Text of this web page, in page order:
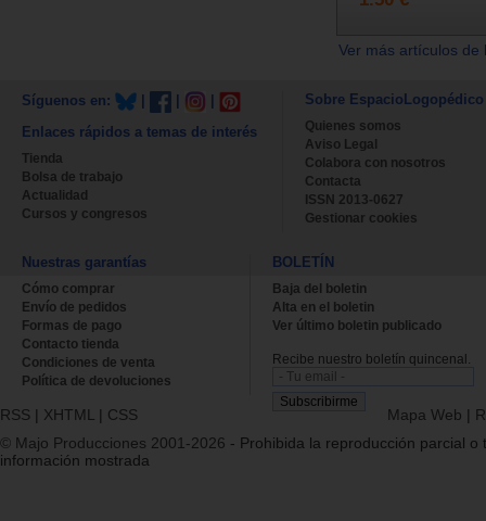
Ver más artículos
Síguenos en:
Enlaces rápidos a temas de interés
Tienda
Bolsa de trabajo
Actualidad
Cursos y congresos
Sobre EspacioLogopédico
Quienes somos
Aviso Legal
Colabora con nosotros
Contacta
ISSN 2013-0627
Gestionar cookies
Nuestras garantías
Cómo comprar
Envío de pedidos
Formas de pago
Contacto tienda
Condiciones de venta
Política de devoluciones
BOLETÍN
Baja del boletin
Alta en el boletin
Ver último boletin publicado
Recibe nuestro boletín quincenal.
RSS | XHTML | CSS Mapa Web |
© Majo Producciones 2001-2026 - Prohibida la reproducción parcial o
información mostrada